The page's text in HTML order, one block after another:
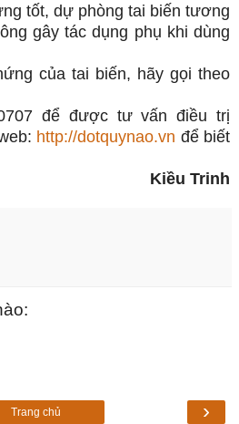
tốt, dự phòng tai biến tương
gây tác dụng phụ khi dùng
của tai biến, hãy gọi theo
để được tư vấn điều trị
http://dotquynao.vn để biết
Kiều Trinh
›
Trang chủ